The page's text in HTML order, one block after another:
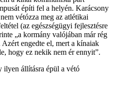
építi fel a helyén. Karácsony
vétózza meg az atlétikai
(az egészségügyi fejlesztésre
„a kormány valójában már rég
Azért engedte el, mert a kínaiak
hogy ez nekik nem ér ennyit”.
ilyen állításra épül a vétó